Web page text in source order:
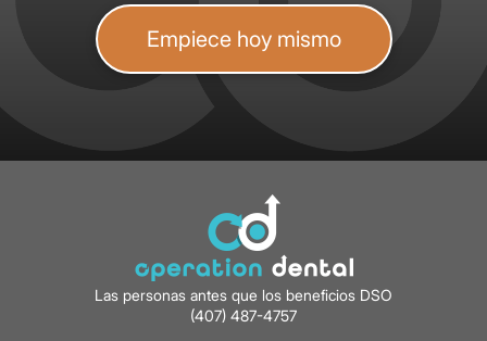
Empiece hoy mismo
Las personas antes que los beneficios DSO
(407) 487-4757